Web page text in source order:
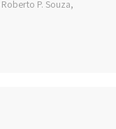
P. Souza,